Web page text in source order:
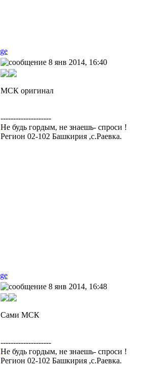
8 янв 2014, 16:40
МСК оригинал
--------------------
Не будь гордым, не знаешь- спроси !
Регион 02-102 Башкирия ,с.Раевка.
8 янв 2014, 16:48
Сами МСК
--------------------
Не будь гордым, не знаешь- спроси !
Регион 02-102 Башкирия ,с.Раевка.